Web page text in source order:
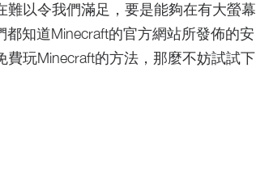
以令我們滿足，要是能夠在有大螢幕
知道Minecraft的官方網站所發佈的安
玩Minecraft的方法，那麼不妨試試下